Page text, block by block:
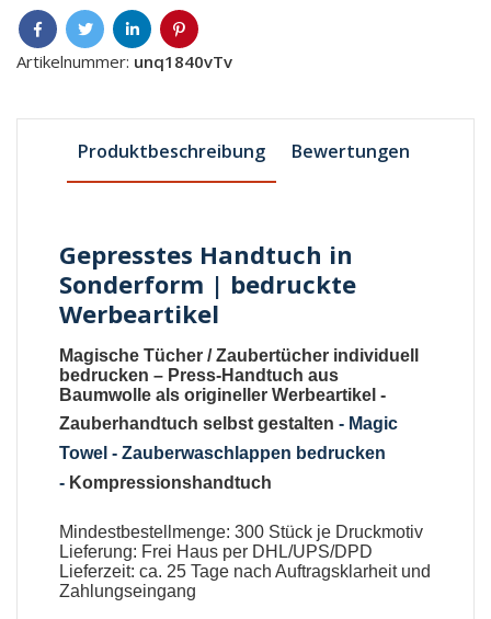
Artikelnummer: unq1840vTv
Produktbeschreibung Bewertungen
Gepresstes Handtuch in
Sonderform | bedruckte
Werbeartikel
Magische Tücher /Zaubertücher individuell
bedrucken – Press-Handtuch aus
Baumwolle als origineller Werbeartikel -
Zauberhandtuch selbst gestalten - Magic
Towel - Zauberwaschlappen bedrucken
- Kompressionshandtuch
Mindestbestellmenge: 300 Stück je Druckmotiv
Lieferung: Frei Haus per DHL/UPS/DPD
Lieferzeit: ca. 25 Tage nach Auftragsklarheit und
Zahlungseingang